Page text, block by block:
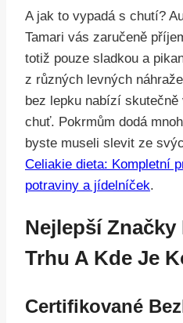
A jak to vypadá s chutí?
Tamari vás zaručeně
totiž pouze sladkou a
z různých levných
bez lepku nabízí
chuť. Pokrmům dodá
byste museli slevit ze
Celiakie dieta: Kompletní
potraviny a jídelníček.
Nejlepší Značky
Trhu A Kde Je
Certifikované